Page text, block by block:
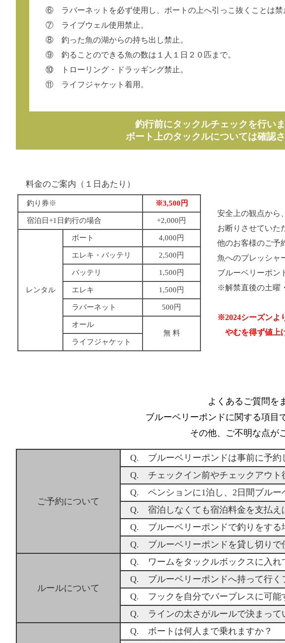
⑥ ラバーネットを必ず使用し、ボートの上へ引っこ抜くことは禁
⑦ ライブウェル使用禁止。
⑧ 釣った魚の湖からの持ち出し禁止。
⑨ 釣ることのできる魚の数は１人１日２０匹まで。
⑩ トローリング・ドラッギング禁止。
⑪ ライフジャケット着用。
釣行前にタックルチェックを行い
ボート上のタックルについては確認
料金のご案内（１日あたり）
釣り券※ ※3,500円
宿泊日+1日釣行の場合 +2,000円
レンタル
ボート 4,000円
エレキ・バッテリ 2,500円
バッテリ 1,500円
エレキ 1,500円
ラバーネット 500円
オール
無 料
ライフジャケット
安全上の観点から
お断りさせていた
他のお客様のご予
魚へのプレッシャ
ブルーベリーポン
※解禁直後の土曜
※2024シーズンよ
やむを得ず値上
よくあるご質問を
ブルーベリーポンドに関する項目
その他、ご不明な点が
ご予約について
Q. ブルーベリーポンドは事前に予約
Q. チェックイン前やチェックアウト
Q. ペンションに1泊し、2日間ブルー
Q. 宿泊しなくても宿泊料金を支払え
Q. ブルーベリーポンドで釣りをする
Q. ブルーベリーポンドを貸し切りで
ルールについて
Q. ワームをタックルボックスに入れ
Q. ブルーベリーポンドへ持って行く
Q. フックを自分でバーブレスに可能
Q. ラインの太さがルールで決まって
Q. ボートは何人まで乗れますか？